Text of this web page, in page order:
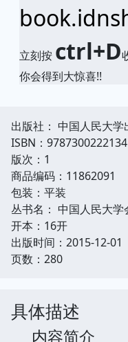
立刻按 ctrl+D
你会得到大惊喜!!
出版社： 中国人民大学
ISBN：9787300222134
版次：1
商品编码：11862091
包装：平装
丛书名： 中国人民大学
开本：16开
出版时间：2015-12-01
页数：280
具体描述
内容简介